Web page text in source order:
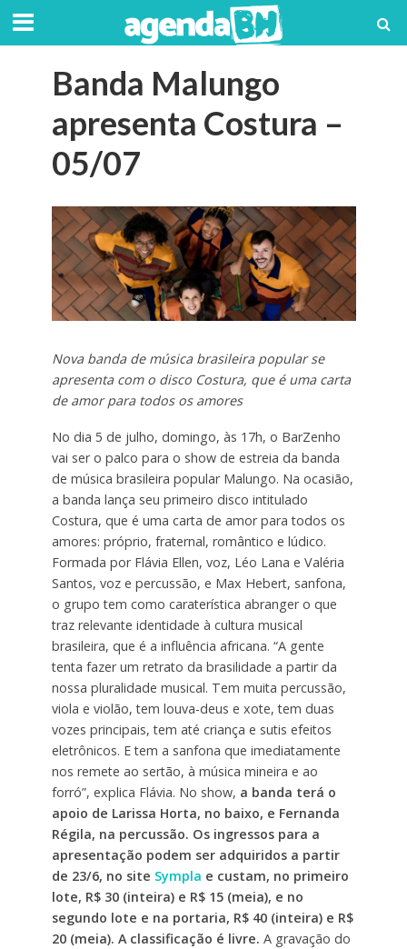
Banda Malungo
apresenta Costura –
05/07
Nova banda de música brasileira popular se
apresenta com o disco Costura, que é uma carta
de amor para todos os amores
No dia 5 de julho, domingo, às 17h, o BarZenho
vai ser o palco para o show de estreia da banda
de música brasileira popular Malungo. Na ocasião,
a banda lança seu primeiro disco intitulado
Costura, que é uma carta de amor para todos os
amores: próprio, fraternal, romântico e lúdico.
Formada por Flávia Ellen, voz, Léo Lana e Valéria
Santos, voz e percussão, e Max Hebert, sanfona,
o grupo tem como caraterística abranger o que
traz relevante identidade à cultura musical
brasileira, que é a influência africana. “A gente
tenta fazer um retrato da brasilidade a partir da
nossa pluralidade musical. Tem muita percussão,
viola e violão, tem louva-deus e xote, tem duas
vozes principais, tem até criança e sutis efeitos
eletrônicos. E tem a sanfona que imediatamente
nos remete ao sertão, à música mineira e ao
forró”, explica Flávia. No show, a banda terá o
apoio de Larissa Horta, no baixo, e Fernanda
Régila, na percussão. Os ingressos para a
apresentação podem ser adquiridos a partir
de 23/6, no site Sympla e custam, no primeiro
lote, R$ 30 (inteira) e R$ 15 (meia), e no
segundo lote e na portaria, R$ 40 (inteira) e R$
20 (meia). A classificação é livre. A gravação do